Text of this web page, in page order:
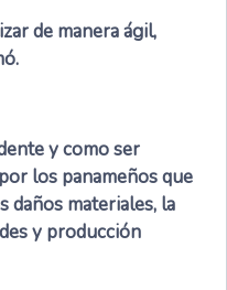
de manera ágil,
y como ser
los panameños que
daños materiales, la
y producción